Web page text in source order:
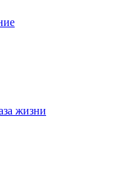
жизни